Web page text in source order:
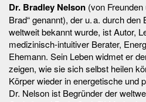
Dr. Bradley Nelson (von Freunden
Brad“ genannt), der u. a. durch den
weltweit bekannt wurde, ist Autor,
medizinisch-intuitiver Berater,
Ehemann. Sein Leben widmet er
zeigen, wie sie sich selbst heilen
Körper wieder in energetische und
Dr. Nelson ist Begründer der